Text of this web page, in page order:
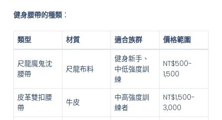
健身腰帶的種類：
類型 材質 適合族群 價格範圍
尺龍魔鬼沈
腰帶
尺龍布料
健身新手、
中低強度訓
練
NT$500-
1,500
皮革雙扣腰
帶
牛皮
中高強度訓
練者
NT$1,500-
3,000